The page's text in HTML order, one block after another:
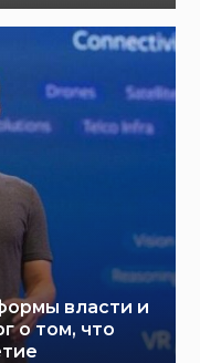
власти и
о том, что